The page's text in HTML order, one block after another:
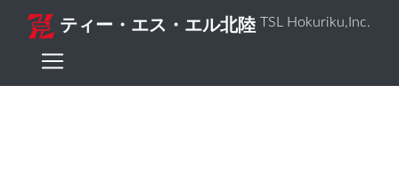
ティー・エス・エル北陸 TSL Hokuriku,Inc.